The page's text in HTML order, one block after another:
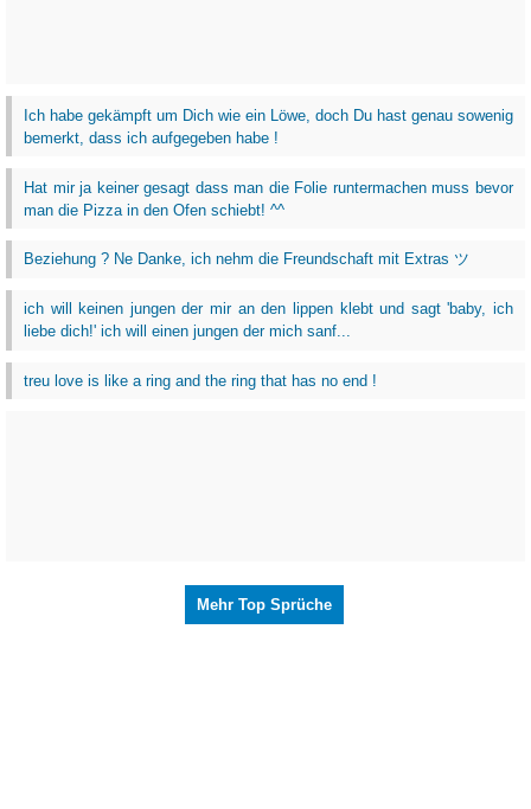
Ich habe gekämpft um Dich wie ein Löwe, doch Du hast genau sowenig
bemerkt, dass ich aufgegeben habe !
Hat mir ja keiner gesagt dass man die Folie runtermachen muss bevor
man die Pizza in den Ofen schiebt! ^^
Beziehung ? Ne Danke, ich nehm die Freundschaft mit Extras ツ
ich will keinen jungen der mir an den lippen klebt und sagt 'baby, ich
liebe dich!' ich will einen jungen der mich sanf...
treu love is like a ring and the ring that has no end !
Mehr Top Sprüche